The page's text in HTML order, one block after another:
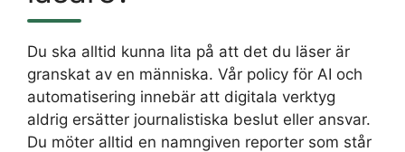
Du ska alltid kunna lita på att det du läser är
granskat av en människa. Vår policy för AI och
automatisering innebär att digitala verktyg
aldrig ersätter journalistiska beslut eller ansvar.
Du möter alltid en namngiven reporter som står